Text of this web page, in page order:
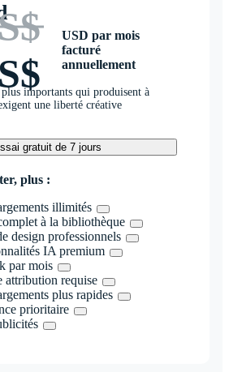
USD par mois
facturé
annuellement
importants qui produisent à
une liberté créative
gratuit de 7 jours
plus :
illimités
à la bibliothèque
design professionnels
IA premium
par mois
attribution requise
plus rapides
prioritaire